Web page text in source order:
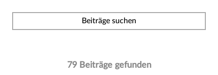
Beiträge suchen
79 Beiträge gefunden